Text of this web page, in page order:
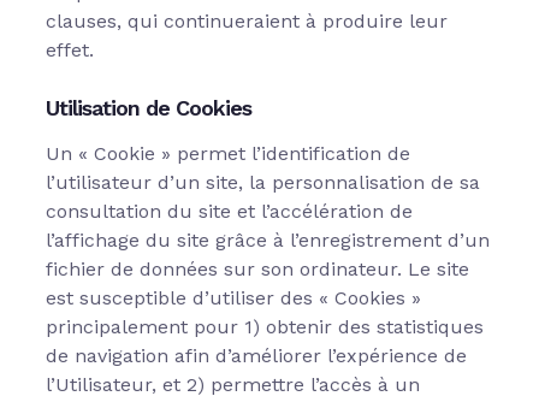
clauses, qui continueraient à produire leur
effet.
Utilisation de Cookies
Un « Cookie » permet l’identification de
l’utilisateur d’un site, la personnalisation de sa
consultation du site et l’accélération de
l’affichage du site grâce à l’enregistrement d’un
fichier de données sur son ordinateur. Le site
est susceptible d’utiliser des « Cookies »
principalement pour 1) obtenir des statistiques
de navigation afin d’améliorer l’expérience de
l’Utilisateur, et 2) permettre l’accès à un